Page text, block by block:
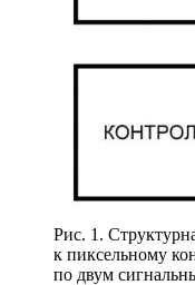
Рис. 1.
к пиксельному
по двум